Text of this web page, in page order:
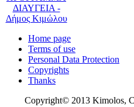
Home page
Terms of use
Personal Data Protection
Copyrights
Thanks
Copyright© 2013 Kimolos,